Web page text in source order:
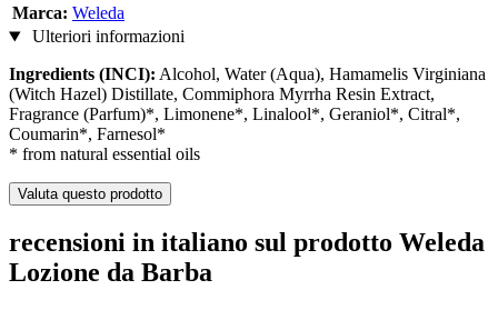
Marca: Weleda
Ulteriori informazioni
Ingredients (INCI): Alcohol, Water (Aqua), Hamamelis Virginiana
(Witch Hazel) Distillate, Commiphora Myrrha Resin Extract,
Fragrance (Parfum)*, Limonene*, Linalool*, Geraniol*, Citral*,
Coumarin*, Farnesol*
* from natural essential oils
Valuta questo prodotto
recensioni in italiano sul prodotto Weleda
Lozione da Barba